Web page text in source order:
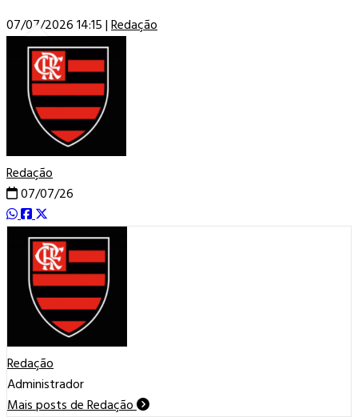
07/07/2026 14:15|Redação
Redação
07/07/26
Redação
Administrador
Mais posts de Redação